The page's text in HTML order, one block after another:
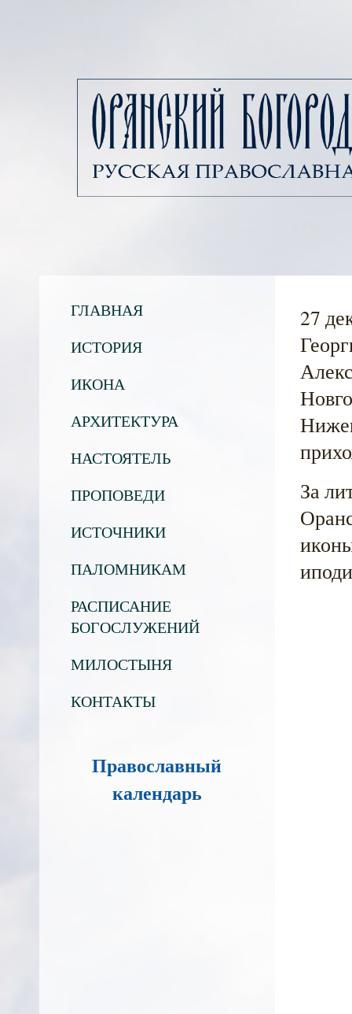
ГЛАВНАЯ
ИСТОРИЯ
ИКОНА
АРХИТЕКТУРА
НАСТОЯТЕЛЬ
ПРОПОВЕДИ
ИСТОЧНИКИ
ПАЛОМНИКАМ
РАСПИСАНИЕ
БОГОСЛУЖЕНИЙ
МИЛОСТЫНЯ
КОНТАКТЫ
Православный
календарь
27
За